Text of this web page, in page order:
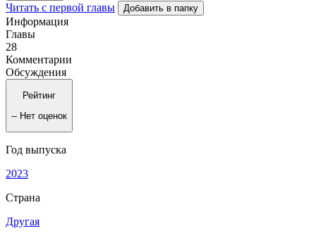
Читать с первой главы Добавить в папку
Информация
Главы
28
Комментарии
Обсуждения
Рейтинг
-- Нет оценок
Год выпуска
2023
Страна
Другая